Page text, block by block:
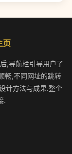
页
,导航栏引导用户了
畅,不同网址的跳转
计方法与成果.整个
.